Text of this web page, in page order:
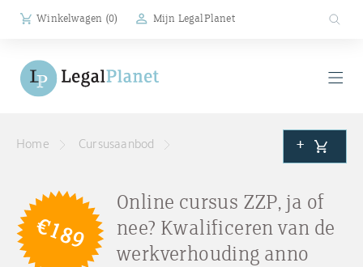
Winkelwagen (0) Mijn LegalPlanet
Home Cursusaanbod +
€189
Online cursus ZZP, ja of
nee? Kwalificeren van de
werkverhouding anno